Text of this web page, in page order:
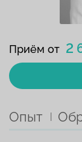
Приём от 2
Опыт